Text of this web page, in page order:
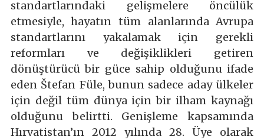
standartlarındaki gelişmelere öncülük
etmesiyle, hayatın tüm alanlarında Avrupa
standartlarını yakalamak için gerekli
reformları ve değişiklikleri getiren
dönüştürücü bir güce sahip olduğunu ifade
eden Štefan Füle, bunun sadece aday ülkeler
için değil tüm dünya için bir ilham kaynağı
olduğunu belirtti. Genişleme kapsamında
Hırvatistan’ın 2012 yılında 28. Üye olarak